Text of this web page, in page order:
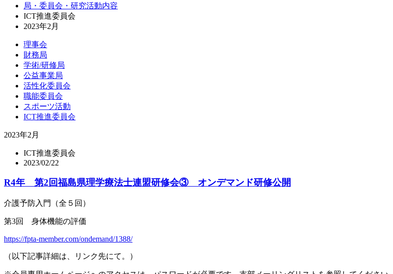
局・委員会・研究活動内容
ICT推進委員会
2023年2月
理事会
財務局
学術/研修局
公益事業局
活性化委員会
職能委員会
スポーツ活動
ICT推進委員会
2023年2月
ICT推進委員会
2023/02/22
R4年 第2回福島県理学療法士連盟研修会③ オンデマンド研修公開
介護予防入門（全５回）
第3回 身体機能の評価
https://fpta-member.com/ondemand/1388/
（以下記事詳細は、リンク先にて。）